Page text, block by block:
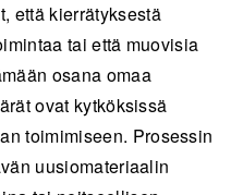
että kierrätyksestä
tai että muovisia
osana omaa
ovat kytköksissä
toimimiseen. Prosessin
uusiomateriaalin